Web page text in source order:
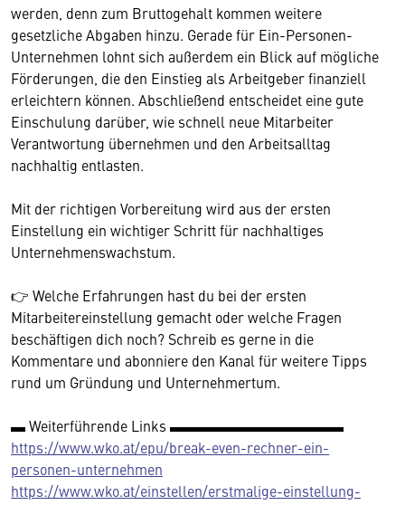
werden, denn zum Bruttogehalt kommen weitere
gesetzliche Abgaben hinzu. Gerade für Ein-Personen-
Unternehmen lohnt sich außerdem ein Blick auf mögliche
Förderungen, die den Einstieg als Arbeitgeber finanziell
erleichtern können. Abschließend entscheidet eine gute
Einschulung darüber, wie schnell neue Mitarbeiter
Verantwortung übernehmen und den Arbeitsalltag
nachhaltig entlasten.
Mit der richtigen Vorbereitung wird aus der ersten
Einstellung ein wichtiger Schritt für nachhaltiges
Unternehmenswachstum.
👉 Welche Erfahrungen hast du bei der ersten
Mitarbeitereinstellung gemacht oder welche Fragen
beschäftigen dich noch? Schreib es gerne in die
Kommentare und abonniere den Kanal für weitere Tipps
rund um Gründung und Unternehmertum.
▬ Weiterführende Links ▬▬▬▬▬▬▬▬▬▬▬▬
https://www.wko.at/epu/break-even-rechner-ein-
personen-unternehmen
https://www.wko.at/einstellen/erstmalige-einstellung-